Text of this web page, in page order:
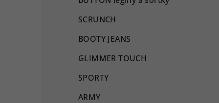
SCRUNCH
BOOTY JEANS
GLIMMER TOUCH
SPORTY
ARMY